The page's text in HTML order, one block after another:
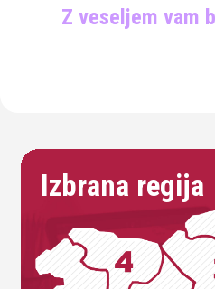
Z veseljem vam
Izbrana regija